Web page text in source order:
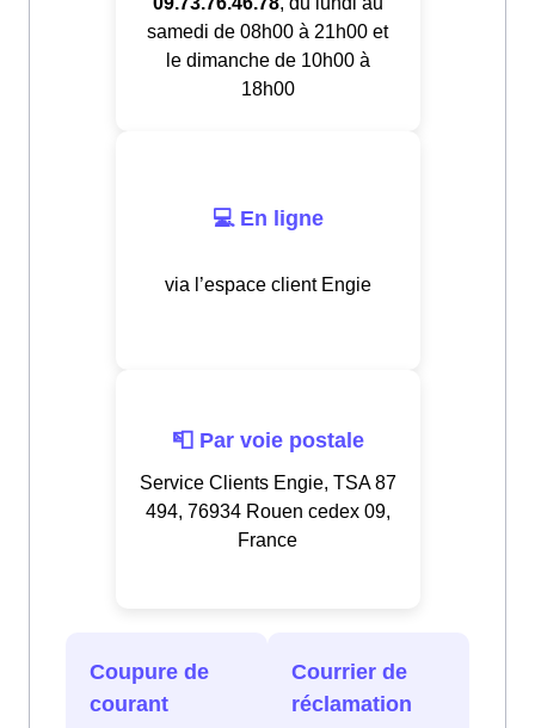
samedi de 08h00 à 21h00 et
le dimanche de 10h00 à
18h00
💻 En ligne
via l’espace client Engie
📮 Par voie postale
Service Clients Engie, TSA 87
494, 76934 Rouen cedex 09,
France
Coupure de
courant
Courrier de
réclamation